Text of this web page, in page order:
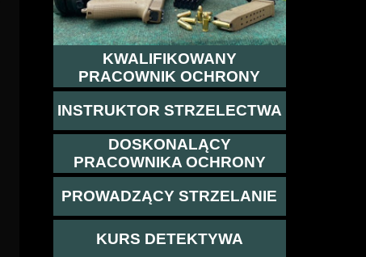
KWALIFIKOWANY
PRACOWNIK OCHRONY
INSTRUKTOR STRZELECTWA
DOSKONALĄCY
PRACOWNIKA OCHRONY
PROWADZĄCY STRZELANIE
KURS DETEKTYWA